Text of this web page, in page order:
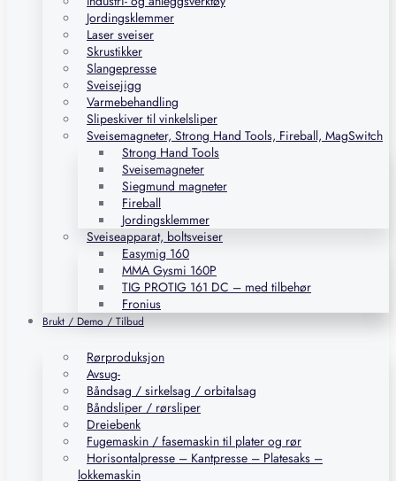
Jordingsklemmer
Laser sveiser
Skrustikker
Slangepresse
Sveisejigg
Varmebehandling
Slipeskiver til vinkelsliper
Sveisemagneter, Strong Hand Tools, Fireball, MagSwitch
Strong Hand Tools
Sveisemagneter
Siegmund magneter
Fireball
Jordingsklemmer
Sveiseapparat, boltsveiser
Easymig 160
MMA Gysmi 160P
TIG PROTIG 161 DC – med tilbehør
Fronius
Brukt / Demo / Tilbud
Rørproduksjon
Avsug-
Båndsag / sirkelsag / orbitalsag
Båndsliper / rørsliper
Dreiebenk
Fugemaskin / fasemaskin til plater og rør
Horisontalpresse – Kantpresse – Platesaks –
lokkemaskin